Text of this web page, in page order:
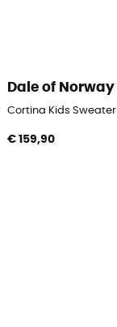
Dale of Norway
Cortina Kids
€ 159,90